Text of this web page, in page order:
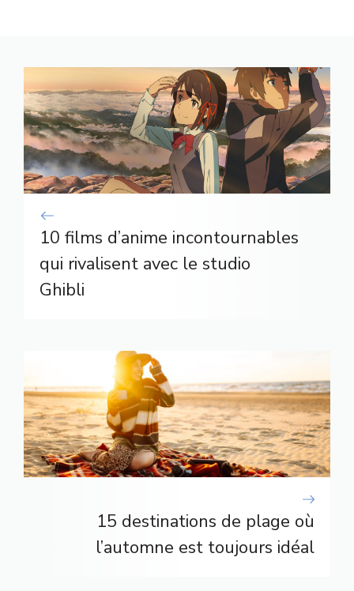
10 films d’anime incontournables
qui rivalisent avec le studio
Ghibli
15 destinations de plage où
l’automne est toujours idéal